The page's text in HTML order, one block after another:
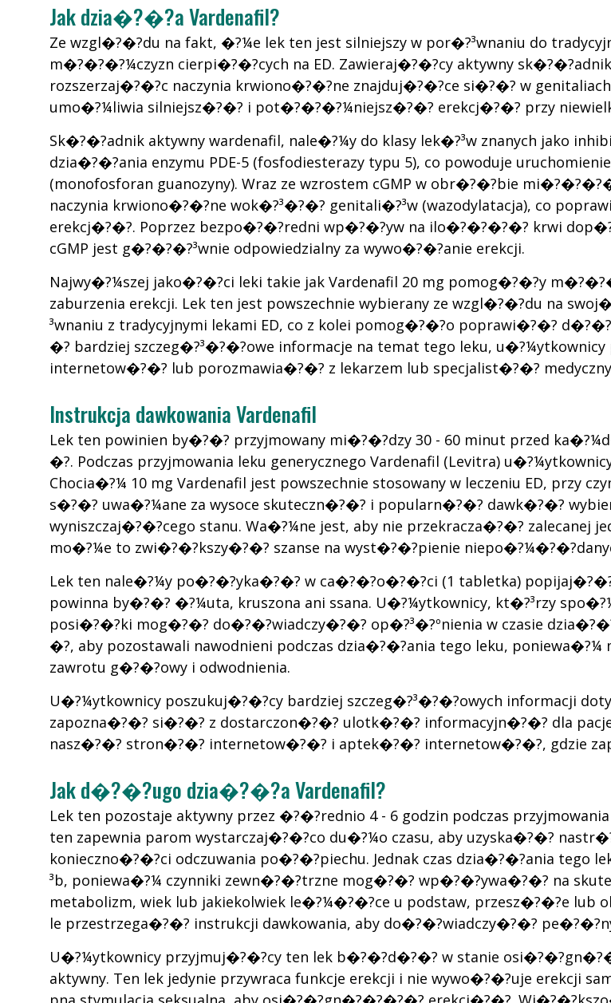
Jak dzia�?�?a Vardenafil?
Ze wzgl�?�?du na fakt, �?¼e lek ten jest silniejszy w por�?³wnaniu do
m�?�?�?¼czyzn cierpi�?�?cych na ED. Zawieraj�?�?cy aktywny
rozszerzaj�?�?c naczynia krwiono�?�?ne znajduj�?�?ce si�?�? w
umo�?¼liwia silniejsz�?�? i pot�?�?�?¼niejsz�?�? erekcj�?�? przy
Sk�?�?adnik aktywny wardenafil, nale�?¼y do klasy lek�?³w znanych jako
dzia�?�?ania enzymu PDE-5 (fosfodiesterazy typu 5), co powoduje
(monofosforan guanozyny). Wraz ze wzrostem cGMP w obr�?�?bie
naczynia krwiono�?�?ne wok�?³�?�? genitali�?³w (wazodylatacja), co
erekcj�?�?. Poprzez bezpo�?�?redni wp�?�?yw na ilo�?�?�?�? krwi
cGMP jest g�?�?�?³wnie odpowiedzialny za wywo�?�?anie erekcji.
Najwy�?¼szej jako�?�?ci leki takie jak Vardenafil 20 mg pomog�?�?y
zaburzenia erekcji. Lek ten jest powszechnie wybierany ze wzgl�?�?du na
³wnaniu z tradycyjnymi lekami ED, co z kolei pomog�?�?o poprawi�?�?
�? bardziej szczeg�?³�?�?owe informacje na temat tego leku,
internetow�?�? lub porozmawia�?�? z lekarzem lub specjalist�?�?
Instrukcja dawkowania Vardenafil
Lek ten powinien by�?�? przyjmowany mi�?�?dzy 30 - 60 minut przed
�?. Podczas przyjmowania leku generycznego Vardenafil (Levitra)
Chocia�?¼ 10 mg Vardenafil jest powszechnie stosowany w leczeniu ED, przy
s�?�? uwa�?¼ane za wysoce skuteczn�?�? i popularn�?�? dawk�?�?
wyniszczaj�?�?cego stanu. Wa�?¼ne jest, aby nie przekracza�?�? zalecanej
mo�?¼e to zwi�?�?kszy�?�? szanse na wyst�?�?pienie
Lek ten nale�?¼y po�?�?yka�?�? w ca�?�?o�?�?ci (1 tabletka)
powinna by�?�? �?¼uta, kruszona ani ssana. U�?¼ytkownicy, kt�?³rzy
posi�?�?ki mog�?�? do�?�?wiadczy�?�? op�?³�?ºnienia w czasie
�?, aby pozostawali nawodnieni podczas dzia�?�?ania tego leku,
zawrotu g�?�?owy i odwodnienia.
U�?¼ytkownicy poszukuj�?�?cy bardziej szczeg�?³�?�?owych informacji
zapozna�?�? si�?�? z dostarczon�?�? ulotk�?�? informacyjn�?�? dla
nasz�?�? stron�?�? internetow�?�? i aptek�?�? internetow�?�?, gdzie
Jak d�?�?ugo dzia�?�?a Vardenafil?
Lek ten pozostaje aktywny przez �?�?rednio 4 - 6 godzin podczas
ten zapewnia parom wystarczaj�?�?co du�?¼o czasu, aby uzyska�?�?
konieczno�?�?ci odczuwania po�?�?piechu. Jednak czas dzia�?�?ania tego
³b, poniewa�?¼ czynniki zewn�?�?trzne mog�?�? wp�?�?ywa�?�? na
metabolizm, wiek lub jakiekolwiek le�?¼�?�?ce u podstaw, przesz�?�?e lub
le przestrzega�?�? instrukcji dawkowania, aby do�?�?wiadczy�?�?
U�?¼ytkownicy przyjmuj�?�?cy ten lek b�?�?d�?�? w stanie
aktywny. Ten lek jedynie przywraca funkcje erekcji i nie wywo�?�?uje erekcji